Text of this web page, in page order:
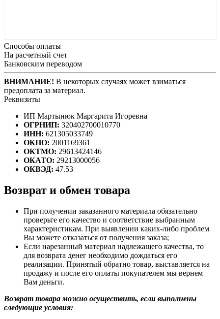
Способы оплаты
На расчетный счет
Банковским переводом
ВНИМАНИЕ! В некоторых случаях может взиматься
предоплата за материал.
Реквизиты
ИП Мартынюк Маргарита Игоревна
ОГРНИП: 320402700010770
ИНН: 621305033749
ОКПО: 2001169361
ОКТМО: 29613424146
ОКАТО: 29213000056
ОКВЭД: 47.53
Возврат и обмен товара
При получении заказанного материала обязательно
проверьте его качество и соответствие выбранным
характеристикам. При выявлении каких-либо проблем
Вы можете отказаться от получения заказа;
Если нарезанный материал надлежащего качества, то
для возврата денег необходимо дождаться его
реализации. Принятый обратно товар, выставляется на
продажу и после его оплаты покупателем мы вернем
Вам деньги.
Возврат товара можно осуществить, если выполнены
следующие условия: